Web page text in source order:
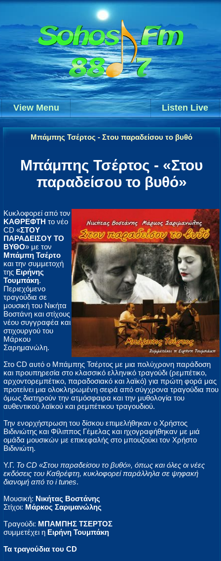
Listen Live
View Menu
Μπάμπης Τσέρτος - Στου παραδείσου το βυθό
Μπάμπης Τσέρτος - «Στου
παραδείσου το βυθό»
Κυκλοφορεί από τον
ΚΑΘΡΕΦΤΗ το νέο
CD «ΣΤΟΥ
ΠΑΡΑΔΕΙΣΟΥ ΤΟ
ΒΥΘΟ» με τον
Μπάμπη Τσέρτο
και την συμμετοχή
της Ειρήνης
Τουμπάκη.
Περιεχόμενο
τραγούδια σε
μουσική του Νικήτα
Βοστάνη και στίχους
νέου συγγραφέα και
στιχουργού του
Μάρκου
Σαρημανώλη.
Στο CD αυτό ο Μπάμπης Τσέρτος με μια πολύχρονη παράδοση
και προυπηρεσία στο κλασσικό ελληνικό τραγούδι (ρεμπέτικο,
αρχοντορεμπέτικο, παραδοσιακό και λαϊκό) για πρώτη φορά μας
προτείνει μια ολοκληρωμένη σειρά από σύγχρονα τραγούδια που
όμως διατηρούν την ατμόσφαιρα και την μυθολογία του
αυθεντικού λαϊκού και ρεμπέτικου τραγουδιού.
Την ενορχήστρωση του δίσκου επιμελήθηκαν ο Χρήστος
Βιδινιώτης και Φίλιππος Γέμελας και ηχογραφήθηκαν με μιά
ομάδα μουσικών με επικεφαλής στο μπουζούκι τον Χρήστο
Βιδινιώτη.
Υ.Γ. Το CD «Στου παραδείσου το βυθό», όπως και όλες οι νέες
εκδόσεις του Καθρέφτη, κυκλοφορεί παράλληλα σε ψηφακή
διανομή από το i tunes.
Μουσική: Νικήτας Βοστάνης
Στίχοι: Μάρκος Σαριμανώλης
Τραγούδι: ΜΠΑΜΠΗΣ ΤΣΕΡΤΟΣ
συμμετέχει η Ειρήνη Τουμπάκη
Τα τραγούδια του CD